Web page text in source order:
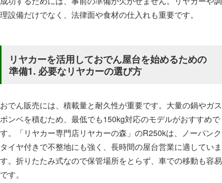
理設備だけでなく、法律面や食材の仕入れも重要です。
リヤカーを活用しておでん屋台を始めるための
準備1. 必要なリヤカーの選び方
おでん販売には、積載量と耐久性が重要です。大量の鍋やガス
ボンベを積むため、最低でも150kg対応のモデルがおすすめで
す。「リヤカー専門店リヤカーの森」のR250kは、ノーパンク
タイヤ付きで不整地にも強く、長時間の屋台営業に適していま
す。折りたたみ式なので保管場所をとらず、車での移動も容易
です。